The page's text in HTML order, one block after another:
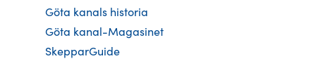
Göta kanals historia
Göta kanal-Magasinet
SkepparGuide